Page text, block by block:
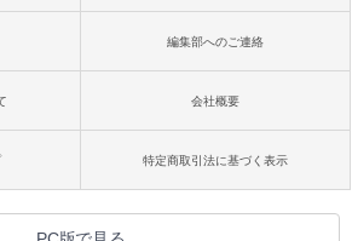
編集部へのご連絡
会社概要
特定商取引法に基づく表示